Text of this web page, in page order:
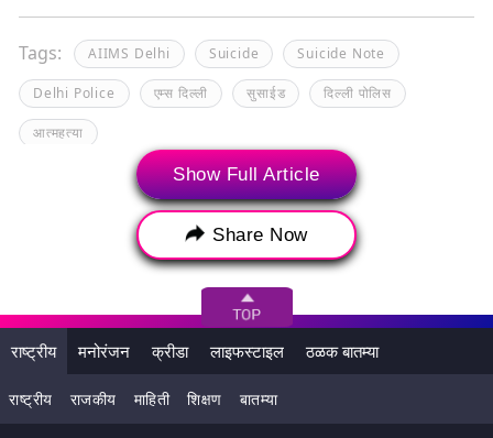
Tags: AIIMS Delhi Suicide Suicide Note
Delhi Police एम्स दिल्ली सुसाईड दिल्ली पोलिस
आत्महत्या
Show Full Article
Share Now
राष्ट्रीय मनोरंजन क्रीडा लाइफस्टाइल ठळक बातम्या
राष्ट्रीय राजकीय माहिती शिक्षण बातम्या